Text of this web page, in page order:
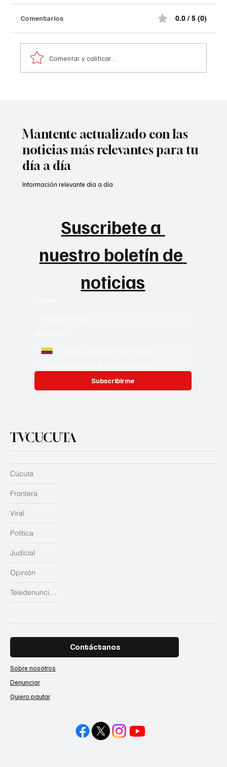
Comentarios 0.0 / 5 (0)
Comentar y calificar...
Mantente actualizado con las
noticias más relevantes para tu
día a día
Suscribete a
nuestro boletín de
noticias
Subscribirme
Información relevante día a día
TVCUCUTA
Judicial
Opinión
Teledenuncias
Cúcuta
Frontera
Viral
Política
Contáctanos
Sobre nosotros
Denunciar
Quiero pautar